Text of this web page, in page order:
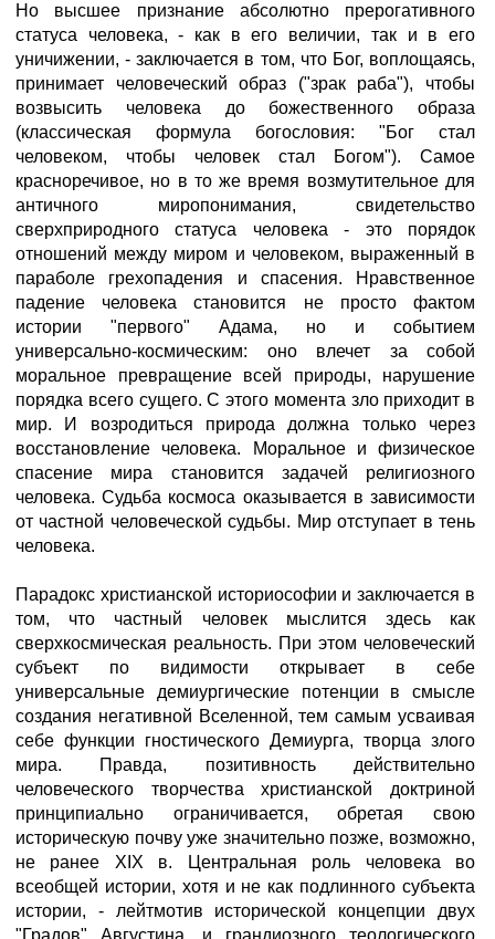
Но высшее признание абсолютно прерогативного
статуса человека, - как в его величии, так и в его
уничижении, - заключается в том, что Бог, воплощаясь,
принимает человеческий образ ("зрак раба"), чтобы
возвысить человека до божественного образа
(классическая формула богословия: "Бог стал
человеком, чтобы человек стал Богом"). Самое
красноречивое, но в то же время возмутительное для
античного миропонимания, свидетельство
сверхприродного статуса человека - это порядок
отношений между миром и человеком, выраженный в
параболе грехопадения и спасения. Нравственное
падение человека становится не просто фактом
истории "первого" Адама, но и событием
универсально-космическим: оно влечет за собой
моральное превращение всей природы, нарушение
порядка всего сущего. С этого момента зло приходит в
мир. И возродиться природа должна только через
восстановление человека. Моральное и физическое
спасение мира становится задачей религиозного
человека. Судьба космоса оказывается в зависимости
от частной человеческой судьбы. Мир отступает в тень
человека.
Парадокс христианской историософии и заключается в
том, что частный человек мыслится здесь как
сверхкосмическая реальность. При этом человеческий
субъект по видимости открывает в себе
универсальные демиургические потенции в смысле
создания негативной Вселенной, тем самым усваивая
себе функции гностического Демиурга, творца злого
мира. Правда, позитивность действительно
человеческого творчества христианской доктриной
принципиально ограничивается, обретая свою
историческую почву уже значительно позже, возможно,
не ранее XIX в. Центральная роль человека во
всеобщей истории, хотя и не как подлинного субъекта
истории, - лейтмотив исторической концепции двух
"Градов" Августина, и грандиозного теологического